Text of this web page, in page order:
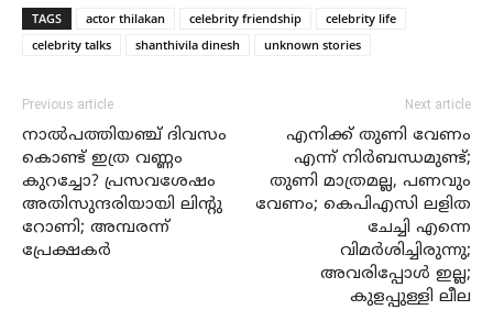
TAGS actor thilakan celebrity friendship
celebrity life
celebrity talks
shanthivila dinesh unknown stories
Previous article
നാൽപത്തിയഞ്ച് ദിവസം
കൊണ്ട് ഇത്ര വണ്ണം
കുറച്ചോ? പ്രസവശേഷം
അതിസുന്ദരിയായി ലിന്റു
റോണി; അമ്പരന്ന്
പ്രേക്ഷകർ
Next article
എനിക്ക് തുണി വേണം
എന്ന് നിർബന്ധമുണ്ട്;
തുണി മാത്രമല്ല, പണവും
വേണം; കെപിഎസി ലളിത
ചേച്ചി എന്നെ
വിമർശിച്ചിരുന്നു;
അവരിപ്പോൾ ഇല്ല;
കുളപ്പുള്ളി ലീല